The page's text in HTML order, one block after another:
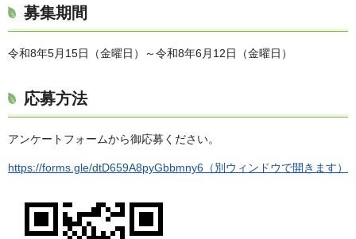
募集期間
令和8年5月15日（金曜日）～令和8年6月12日（金曜日）
応募方法
アンケートフォームから御応募ください。
https://forms.gle/dtD659A8pyGbbmny6（別ウィンドウで開きます）